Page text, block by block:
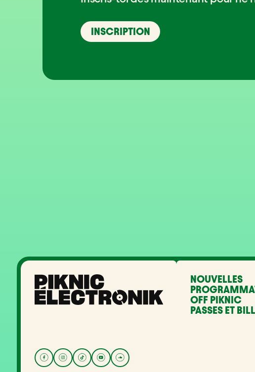
INSCRIPTION
NOUVELLES
OFF PIKNIC
PASSES ET